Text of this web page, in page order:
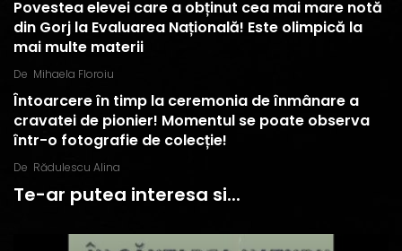
Povestea elevei care a obținut cea mai mare notă
din Gorj la Evaluarea Națională! Este olimpică la
mai multe materii
De Mihaela Floroiu
Întoarcere în timp la ceremonia de înmânare a
cravatei de pionier! Momentul se poate observa
într-o fotografie de colecție!
De Rădulescu Alina
Te-ar putea interesa si...